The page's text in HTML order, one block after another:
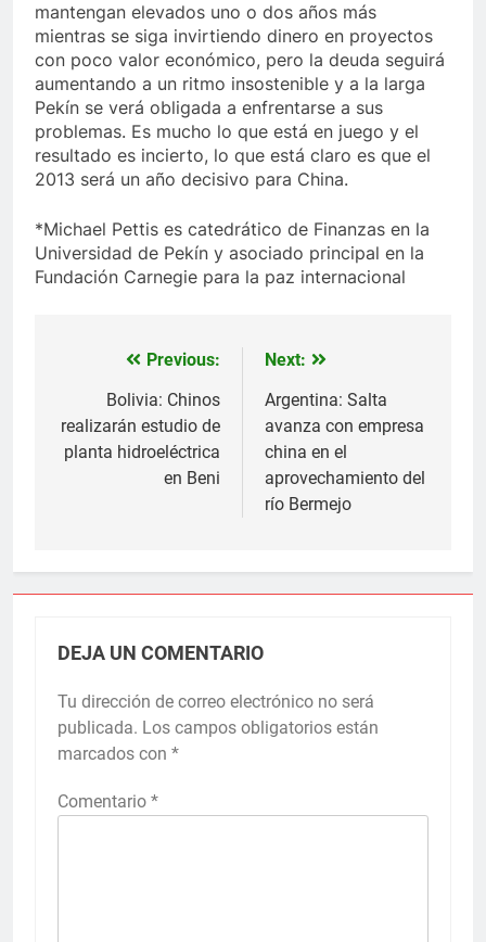
mantengan elevados uno o dos años más
mientras se siga invirtiendo dinero en proyectos
con poco valor económico, pero la deuda seguirá
aumentando a un ritmo insostenible y a la larga
Pekín se verá obligada a enfrentarse a sus
problemas. Es mucho lo que está en juego y el
resultado es incierto, lo que está claro es que el
2013 será un año decisivo para China.
*Michael Pettis es catedrático de Finanzas en la
Universidad de Pekín y asociado principal en la
Fundación Carnegie para la paz internacional
Navegación
entradas
Previous:
Bolivia: Chinos
realizarán estudio de
planta hidroeléctrica
en Beni
Next:
Argentina: Salta
avanza con empresa
china en el
aprovechamiento del
río Bermejo
DEJA UN COMENTARIO
Tu dirección de correo electrónico no será
publicada. Los campos obligatorios están
marcados con *
Comentario *